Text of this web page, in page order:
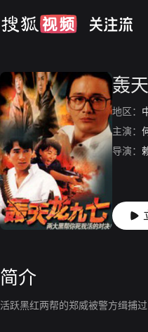
轰
地区：
主演：
导演：
简介
活跃黑红两帮的郑威被警方缉捕